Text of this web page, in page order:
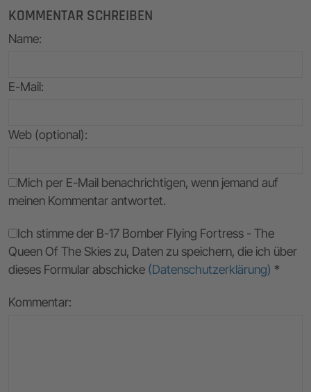
KOMMENTAR SCHREIBEN
Name:
E-Mail:
Web (optional):
Mich per E-Mail benachrichtigen, wenn jemand auf
meinen Kommentar antwortet.
Ich stimme der B-17 Bomber Flying Fortress - The
Queen Of The Skies zu, Daten zu speichern, die ich über
dieses Formular abschicke (Datenschutzerklärung) *
Kommentar: